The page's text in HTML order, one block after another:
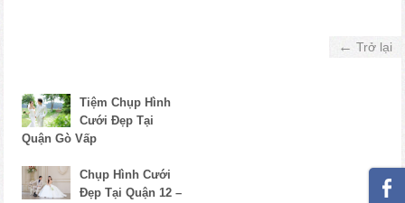
← Trở lại
Tiệm Chụp Hình
Cưới Đẹp Tại
Quận Gò Vấp
Chụp Hình Cưới
Đẹp Tại Quận 12 –